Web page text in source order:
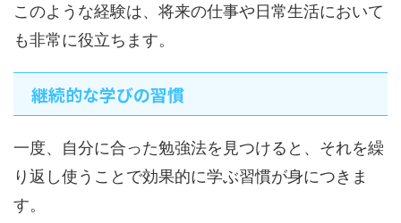
このような経験は、将来の仕事や日常生活において
も非常に役立ちます。
継続的な学びの習慣
一度、自分に合った勉強法を見つけると、それを繰
り返し使うことで効果的に学ぶ習慣が身につきま
す。